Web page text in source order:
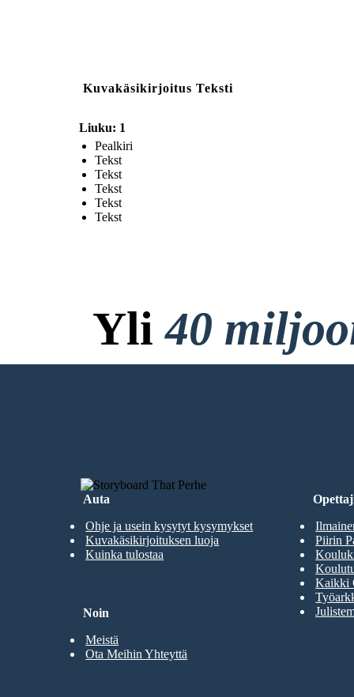
Kuvakäsikirjoitus Teksti
Liuku: 1
Pealkiri
Tekst
Tekst
Tekst
Tekst
Tekst
Yli40
Ei Latauksia, ei
Auta
Ohje ja usein kysytyt kysymykset
Kuvakäsikirjoituksen luoja
Kuinka tulostaa
Piirin
Kaikki
Noin
Meistä
Ota Meihin Yhteyttä